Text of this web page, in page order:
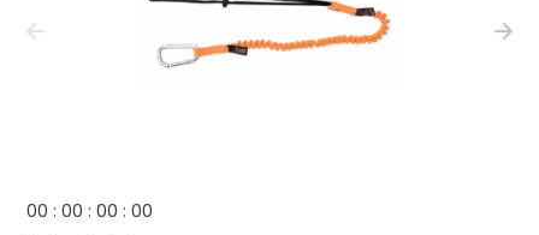
00 :00 :00 :00